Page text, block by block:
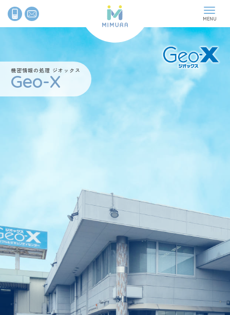
News 最新情報
Company 企業情報
Recycle
Geo-X
プライバシーポリシー
機密情報の処理 ジオックス
Geo-X